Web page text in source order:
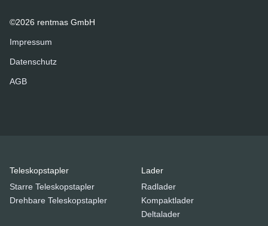
Teleskopstapler
Starre Teleskopstapler
Drehbare Teleskopstapler
Lader
Radlader
Kompaktlader
Deltalader
©2026 rentmas GmbH
Impressum
Datenschutz
AGB